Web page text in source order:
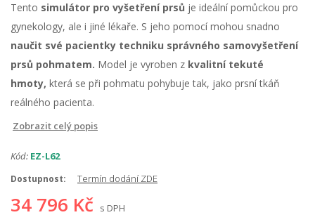
Tento simulátor pro vyšetření prsů je ideální pomůckou pro
gynekology, ale i jiné lékaře. S jeho pomocí mohou snadno
naučit své pacientky techniku správného samovyšetření
prsů pohmatem. Model je vyroben z kvalitní tekuté
hmoty, která se při pohmatu pohybuje tak, jako prsní tkáň
reálného pacienta.
Zobrazit celý popis
Kód: EZ-L62
Dostupnost: Termín dodání ZDE
34 796 Kč s DPH